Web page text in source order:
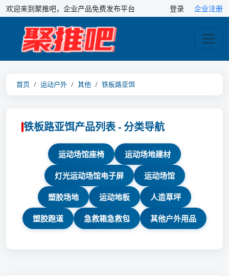
欢迎来到聚推吧，企业产品免费发布平台 登录 企业注册
首页 运动户外 其他 铁板路亚饵
铁板路亚饵产品列表 - 分类导航
运动场馆座椅 运动场地建材
灯光运动场馆电子屏 运动场馆
塑胶场地 运动地板 人造草坪
塑胶跑道 急救箱急救包 其他户外用品